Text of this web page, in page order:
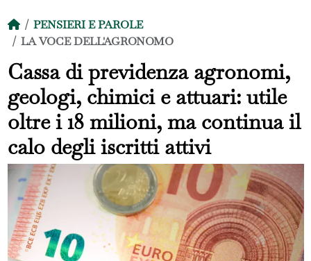
PENSIERI E PAROLE
LA VOCE DELL'AGRONOMO
Cassa di previdenza agronomi,
geologi, chimici e attuari: utile
oltre i 18 milioni, ma continua il
calo degli iscritti attivi